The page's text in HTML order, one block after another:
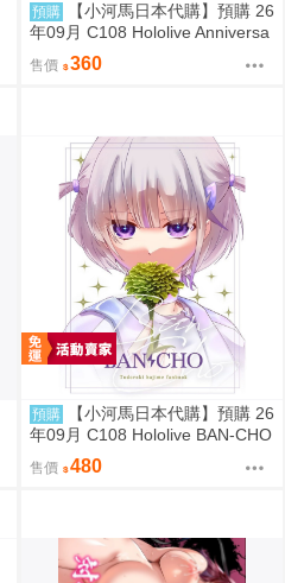
預購
【小河馬日本代購】預購 26
年09月 C108 Hololive Anniversa
ry 繪師:etomato
售價 360
預購
【小河馬日本代購】預購 26
年09月 C108 Hololive BAN-CHO
繪師:めりる こまひと
售價 480